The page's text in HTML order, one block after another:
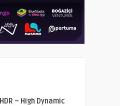
HDR – High Dynamic